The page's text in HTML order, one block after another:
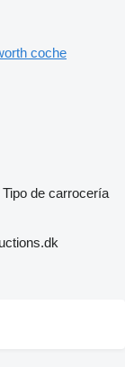
coche
Tipo de carrocería